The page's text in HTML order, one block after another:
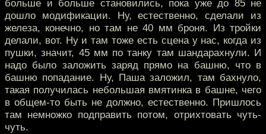
больше и больше становились, пока уже до 85 не
дошло модификации. Ну, естественно, сделали из
железа, конечно, но там не 40 мм броня. Из тройки
делали, вот. Ну и там тоже есть сцена у нас, когда из
пушки, значит, 45 мм по танку там шандарахнули. И
надо было заложить заряд прямо на башню, что в
башню попадание. Ну, Паша заложил, там бахнуло,
такая получилась небольшая вмятинка в башне, чего
в общем-то быть не должно, естественно. Пришлось
там немножко подправить потом, отрихтовать чуть-
чуть.